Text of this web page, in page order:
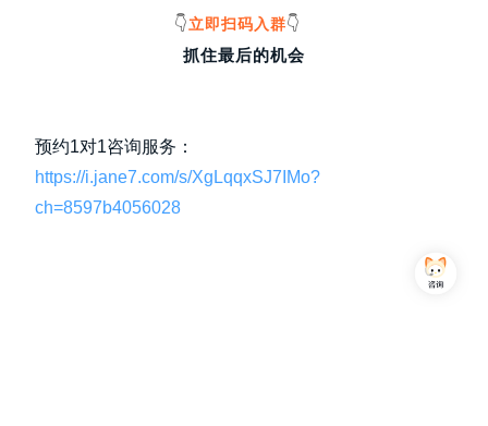
👇立即扫码入群👇
抓住最后的机会
预约1对1咨询服务：
https://i.jane7.com/s/XgLqqxSJ7IMo?
ch=8597b4056028